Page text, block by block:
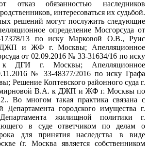
отказ обязанностью наследников
интересоваться их судьбой.
решений могут послужить следующие
определение Мосгорсуда от
13 по иску Марковой О.В., Руис
и ЖФ г. Москвы; Апелляционное
от 02.09.2016 № 33-31634/16 по иску
к ДГИ г. Москвы; Апелляционное
№ 33-48377/2016 по иску Графа
Решение Коптевского районного суда г.
В.А. к ДЖП и ЖФ г. Москвы по
Во многом такая практика связана с
Департамента городского имущества г.
жилищной политики г.
в суде ответчиком по делам о
для принятия наследства в виде
(г. Москва является собственником